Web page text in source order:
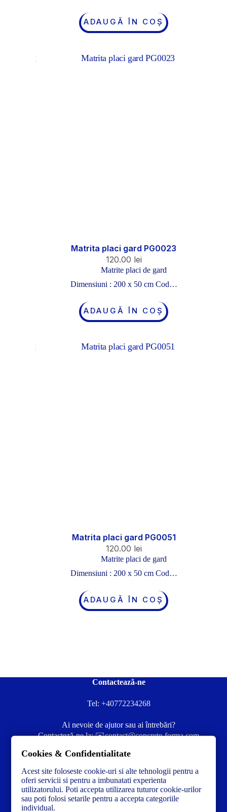
ADAUGĂ ÎN COȘ
Matrita placi gard PG0023
120.00 lei
Matrite placi de gard
Dimensiuni : 200 x 50 cm Cod…
ADAUGĂ ÎN COȘ
Matrita placi gard PG0051
120.00 lei
Matrite placi de gard
Dimensiuni : 200 x 50 cm Cod…
ADAUGĂ ÎN COȘ
Contactează-ne
Tel: +40772234268
Ai nevoie de ajutor sau ai întrebări?
Contacteză-ne la:✉️contact@concrete-forma.com
Cookies & Confidentialitate
Acest site foloseste cookie-uri si alte tehnologii pentru a
oferi servicii si pentru a imbunatati experienta
utilizatorului. Poti accepta utilizarea tuturor cookie-urilor
sau poti folosi setarile pentru a accepta categoriile
individual.